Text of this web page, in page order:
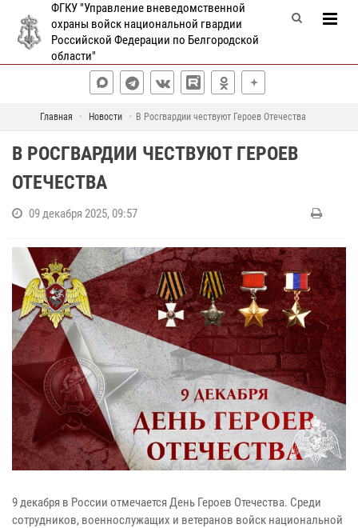
ФГКУ "Управление вневедомственной
охраны войск национальной гвардии
Российской Федерации по Белгородской
области"
Главная Новости В Росгвардии чествуют Героев Отечества
В РОСГВАРДИИ ЧЕСТВУЮТ ГЕРОЕВ
ОТЕЧЕСТВА
09 декабря 2025, 09:57
9 декабря в России отмечается День Героев Отечества. Среди
сотрудников, военнослужащих и ветеранов войск национальной